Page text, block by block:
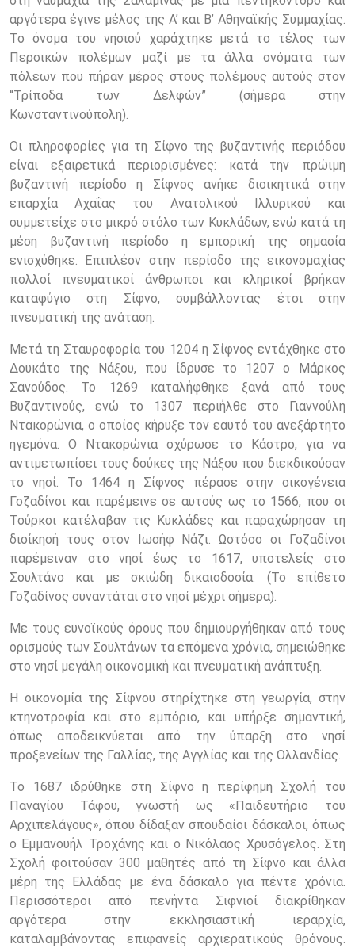
αργότερα έγινε μέλος της Α’ και Β’ Αθηναϊκής Συμμαχίας.
Το όνομα του νησιού χαράχτηκε μετά το τέλος των
Περσικών πολέμων μαζί με τα άλλα ονόματα των
πόλεων που πήραν μέρος στους πολέμους αυτούς στον
“Τρίποδα των Δελφών” (σήμερα στην
Κωνσταντινούπολη).
Οι πληροφορίες για τη Σίφνο της βυζαντινής περιόδου
είναι εξαιρετικά περιορισμένες: κατά την πρώιμη
βυζαντινή περίοδο η Σίφνος ανήκε διοικητικά στην
επαρχία Αχαΐας του Ανατολικού Ιλλυρικού και
συμμετείχε στο μικρό στόλο των Κυκλάδων, ενώ κατά τη
μέση βυζαντινή περίοδο η εμπορική της σημασία
ενισχύθηκε. Επιπλέον στην περίοδο της εικονομαχίας
πολλοί πνευματικοί άνθρωποι και κληρικοί βρήκαν
καταφύγιο στη Σίφνο, συμβάλλοντας έτσι στην
πνευματική της ανάταση.
Μετά τη Σταυροφορία του 1204 η Σίφνος εντάχθηκε στο
Δουκάτο της Νάξου, που ίδρυσε το 1207 ο Μάρκος
Σανούδος. Το 1269 καταλήφθηκε ξανά από τους
Βυζαντινούς, ενώ το 1307 περιήλθε στο Γιαννούλη
Ντακορώνια, ο οποίος κήρυξε τον εαυτό του ανεξάρτητο
ηγεμόνα. Ο Ντακορώνια οχύρωσε το Κάστρο, για να
αντιμετωπίσει τους δούκες της Νάξου που διεκδικούσαν
το νησί. Το 1464 η Σίφνος πέρασε στην οικογένεια
Γοζαδίνοι και παρέμεινε σε αυτούς ως το 1566, που οι
Τούρκοι κατέλαβαν τις Κυκλάδες και παραχώρησαν τη
διοίκησή τους στον Ιωσήφ Νάζι. Ωστόσο οι Γοζαδίνοι
παρέμειναν στο νησί έως το 1617, υποτελείς στο
Σουλτάνο και με σκιώδη δικαιοδοσία. (Το επίθετο
Γοζαδίνος συναντάται στο νησί μέχρι σήμερα).
Με τους ευνοϊκούς όρους που δημιουργήθηκαν από τους
ορισμούς των Σουλτάνων τα επόμενα χρόνια, σημειώθηκε
στο νησί μεγάλη οικονομική και πνευματική ανάπτυξη.
Η οικονομία της Σίφνου στηρίχτηκε στη γεωργία, στην
κτηνοτροφία και στο εμπόριο, και υπήρξε σημαντική,
όπως αποδεικνύεται από την ύπαρξη στο νησί
προξενείων της Γαλλίας, της Αγγλίας και της Ολλανδίας.
Το 1687 ιδρύθηκε στη Σίφνο η περίφημη Σχολή του
Παναγίου Τάφου, γνωστή ως «Παιδευτήριο του
Αρχιπελάγους», όπου δίδαξαν σπουδαίοι δάσκαλοι, όπως
ο Εμμανουήλ Τροχάνης και ο Νικόλαος Χρυσόγελος. Στη
Σχολή φοιτούσαν 300 μαθητές από τη Σίφνο και άλλα
μέρη της Ελλάδας με ένα δάσκαλο για πέντε χρόνια.
Περισσότεροι από πενήντα Σιφνιοί διακρίθηκαν
αργότερα στην εκκλησιαστική ιεραρχία,
καταλαμβάνοντας επιφανείς αρχιερατικούς θρόνους.